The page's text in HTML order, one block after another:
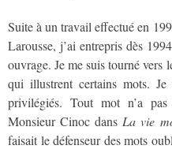
Suite à un travail effectué en
Larousse, j’ai entrepris dès
ouvrage. Je me suis tourné vers
qui illustrent certains mots.
privilégiés. Tout mot n’a
Monsieur Cinoc dans La vie
faisait le défenseur des mots